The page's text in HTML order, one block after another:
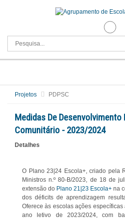
Projetos PDPSC
Medidas De Desenvolvimento
Comunitário - 2023/2024
Detalhes
O Plano 23|24 Escola+, criado pela
Ministros n.º 80-B/2023, de 18 de
extensão do Plano 21|23 Escola+ na
dos déficits de aprendizagem
Oferece às escolas ações
ano letivo de 2023/2024, com